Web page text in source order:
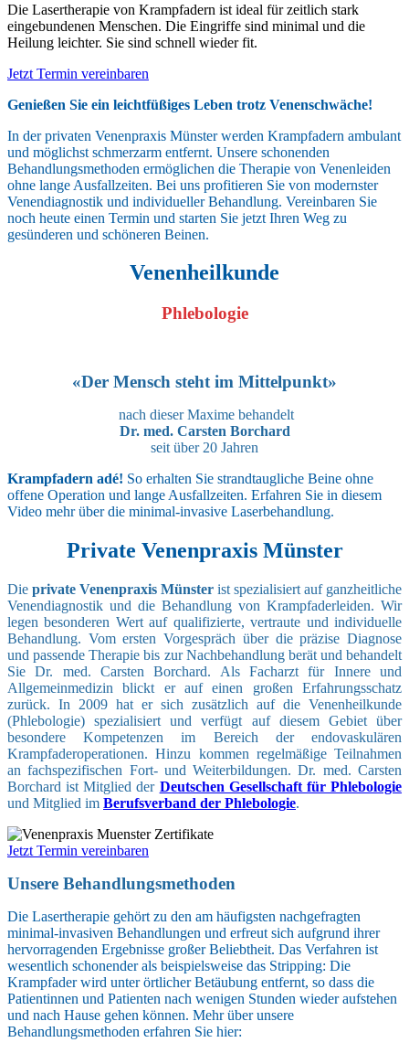
Die Lasertherapie von Krampfadern ist ideal für zeitlich stark
eingebundenen Menschen. Die Eingriffe sind minimal und die
Heilung leichter. Sie sind schnell wieder fit.
Jetzt Termin vereinbaren
Genießen Sie ein leichtfüßiges Leben trotz Venenschwäche!
In der privaten Venenpraxis Münster werden Krampfadern ambulant
und möglichst schmerzarm entfernt. Unsere schonenden
Behandlungsmethoden ermöglichen die Therapie von Venenleiden
ohne lange Ausfallzeiten. Bei uns profitieren Sie von modernster
Venendiagnostik und individueller Behandlung. Vereinbaren Sie
noch heute einen Termin und starten Sie jetzt Ihren Weg zu
gesünderen und schöneren Beinen.
Venenheilkunde
Phlebologie
«Der Mensch steht im Mittelpunkt»
nach dieser Maxime behandelt
Dr. med. Carsten Borchard
seit über 20 Jahren
Krampfadern adé! So erhalten Sie strandtaugliche Beine ohne
offene Operation und lange Ausfallzeiten. Erfahren Sie in diesem
Video mehr über die minimal-invasive Laserbehandlung.
Private Venenpraxis Münster
Die private Venenpraxis Münster ist spezialisiert auf ganzheitliche
Venendiagnostik und die Behandlung von Krampfaderleiden. Wir
legen besonderen Wert auf qualifizierte, vertraute und individuelle
Behandlung. Vom ersten Vorgespräch über die präzise Diagnose
und passende Therapie bis zur Nachbehandlung berät und behandelt
Sie Dr. med. Carsten Borchard. Als Facharzt für Innere und
Allgemeinmedizin blickt er auf einen großen Erfahrungsschatz
zurück. In 2009 hat er sich zusätzlich auf die Venenheilkunde
(Phlebologie) spezialisiert und verfügt auf diesem Gebiet über
besondere Kompetenzen im Bereich der endovaskulären
Krampfaderoperationen. Hinzu kommen regelmäßige Teilnahmen
an fachspezifischen Fort- und Weiterbildungen. Dr. med. Carsten
Borchard ist Mitglied der Deutschen Gesellschaft für Phlebologie
und Mitglied im Berufsverband der Phlebologie.
Jetzt Termin vereinbaren
Unsere Behandlungsmethoden
Die Lasertherapie gehört zu den am häufigsten nachgefragten
minimal-invasiven Behandlungen und erfreut sich aufgrund ihrer
hervorragenden Ergebnisse großer Beliebtheit. Das Verfahren ist
wesentlich schonender als beispielsweise das Stripping: Die
Krampfader wird unter örtlicher Betäubung entfernt, so dass die
Patientinnen und Patienten nach wenigen Stunden wieder aufstehen
und nach Hause gehen können. Mehr über unsere
Behandlungsmethoden erfahren Sie hier: